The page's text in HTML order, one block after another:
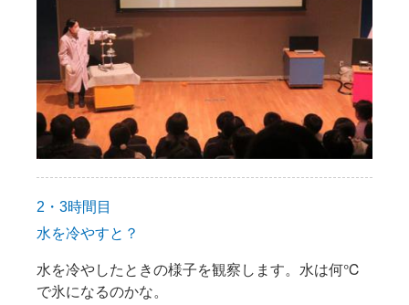
2・3時間目
水を冷やすと？
水を冷やしたときの様子を観察します。水は何℃
で氷になるのかな。